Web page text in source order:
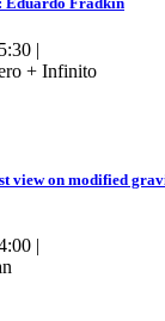
|
+ Infinito
view on modified
|